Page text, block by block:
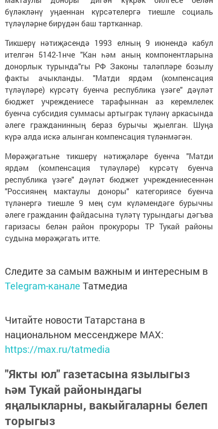
бүләкләнү уңаеннан күрсәтелергә тиешле социаль
түләүләрне бирүдән баш тартканнар.
Тикшерү нәтиҗәсендә 1993 елның 9 июнендә кабул
ителгән 5142-1нче "Кан һәм аның компонентларына
донорлык турында"гы РФ Законы таләпләре бозылу
факты ачыкланды. "Матди ярдәм (компенсация
түләүләре) күрсәтү буенча республика үзәге" дәүләт
бюджет учреждениесе тарафыннан аз керемлелек
буенча субсидия суммасы артыграк түләнү аркасында
әлеге гражданинның бераз бурычы җыелган. Шуңа
күрә алда искә алынган компенсация түләнмәгән.
Мөрәҗәгатьне тикшерү нәтиҗәләре буенча "Матди
ярдәм (компенсация түләүләре) күрсәтү буенча
республика үзәге" дәүләт бюджет учреждениесеннән
"Россиянең мактаулы доноры" категориясе буенча
түләнергә тиешле 9 мең сум күләмендәге бурычны
әлеге гражданин файдасына түләтү турындагы дәгъва
гаризасы белән район прокуроры ТР Тукай районы
судына мөрәҗәгать итте.
Следите за самым важным и интересным в
Telegram-канале Татмедиа
Читайте новости Татарстана в
национальном мессенджере MАХ:
https://max.ru/tatmedia
"Якты юл" газетасына язылыгыз
һәм Тукай районындагы
яңалыкларны, вакыйгаларны белеп
торыгыз